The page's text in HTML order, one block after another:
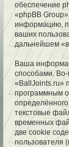
обеспечение
«phpBB
информацию,
ваших
дальнейшем
Ваша
способами.
«BallJoints.ru»
программным
текстовые
временных
две cookie
пользователя